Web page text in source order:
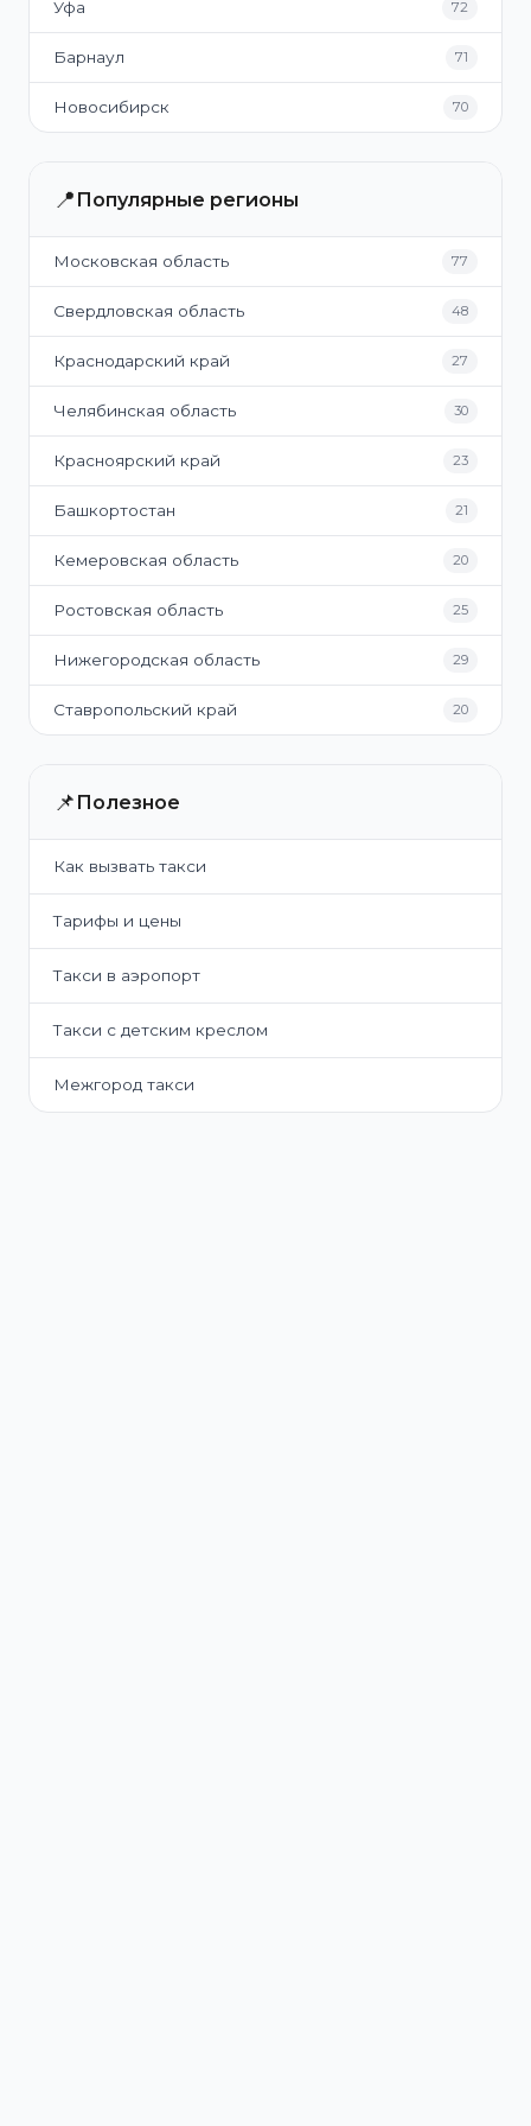
Уфа 72
Барнаул 71
Новосибирск 70
📍 Популярные регионы
Московская область 77
Свердловская область 48
Краснодарский край 27
Челябинская область 30
Красноярский край 23
Башкортостан 21
Кемеровская область 20
Ростовская область 25
Нижегородская область 29
Ставропольский край 20
📌 Полезное
Как вызвать такси
Тарифы и цены
Такси в аэропорт
Такси с детским креслом
Межгород такси